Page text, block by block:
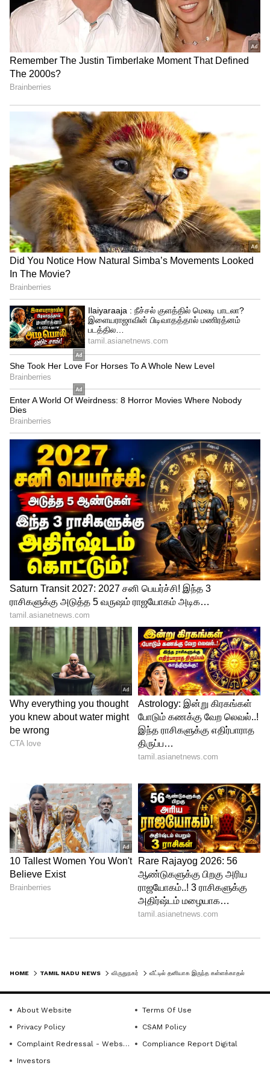
தெரிவிக்கப்பட்டது. சம்பவ இடத்திற்கு
விரைந்த போலீசார் இருவரின் உடலை
கைப்பற்றி பிரேத பரிசோதனைக்காக அரசு
மருத்துவமனைக்கு அனுப்பி வைதத்தனர்.
சரஸ்வதி, முனியாண்டியின் கள்ளக்காதல்
தற்கொலை செய்து கொண்டார்களா?
அல்லது வேறு காரணமா? என்பது
குறித்துது போலீசார் தீவிர விசாரணை
நடத்தி வருகிறார்கள். கள்ளக்காதலால்
இரண்டு பேர் தூக்கில் தொங்கியநிலையில்,
இரண்டு பேரின் குடும்பமும் குழந்தைகளும்
தற்பொது நிற்கதியாக நிற்கின்றனர்.
HOME TAMIL NADU NEWS விருதுநகர்
About Website
Terms Of Use
Privacy Policy
CSAM Policy
Complaint Redressal - Website
Compliance Report Digital
Investors